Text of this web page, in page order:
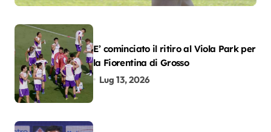
E’ cominciato il ritiro al Viola Park per
la Fiorentina di Grosso
Lug 13, 2026